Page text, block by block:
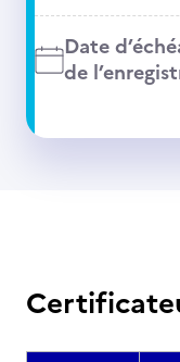
Date
de